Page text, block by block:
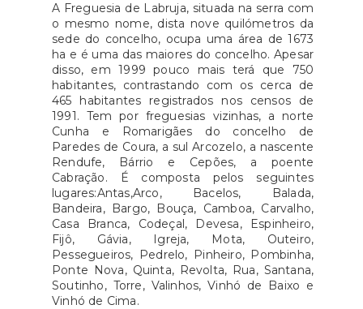
A Freguesia de Labruja, situada na serra com
o mesmo nome, dista nove quilómetros da
sede do concelho, ocupa uma área de 1673
ha e é uma das maiores do concelho. Apesar
disso, em 1999 pouco mais terá que 750
habitantes, contrastando com os cerca de
465 habitantes registrados nos censos de
1991. Tem por freguesias vizinhas, a norte
Cunha e Romarigães do concelho de
Paredes de Coura, a sul Arcozelo, a nascente
Rendufe, Bárrio e Cepões, a poente
Cabração. É composta pelos seguintes
lugares:Antas,Arco, Bacelos, Balada,
Bandeira, Bargo, Bouça, Camboa, Carvalho,
Casa Branca, Codeçal, Devesa, Espinheiro,
Fijô, Gávia, Igreja, Mota, Outeiro,
Pessegueiros, Pedrelo, Pinheiro, Pombinha,
Ponte Nova, Quinta, Revolta, Rua, Santana,
Soutinho, Torre, Valinhos, Vinhó de Baixo e
Vinhó de Cima.